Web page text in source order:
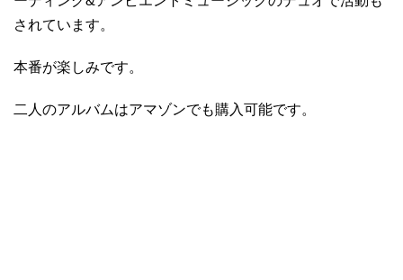
されています。
本番が楽しみです。
二人のアルバムはアマゾンでも購入可能です。